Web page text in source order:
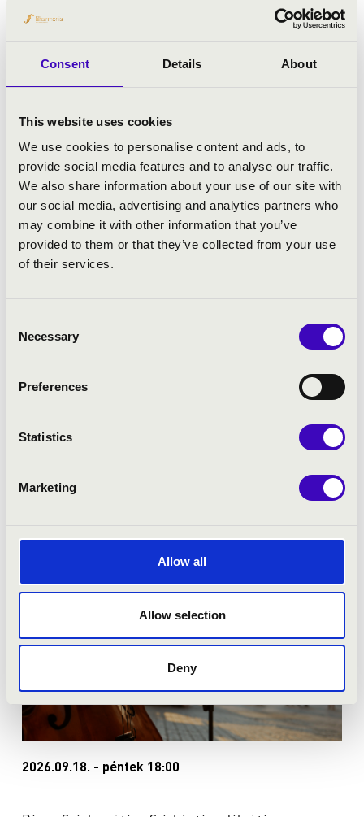
Consent Details About
This website uses cookies
We use cookies to personalise content and ads, to
provide social media features and to analyse our traffic.
We also share information about your use of our site with
our social media, advertising and analytics partners who
may combine it with other information that you’ve
provided to them or that they’ve collected from your use
of their services.
Selection
Necessary
Preferences
Statistics
Marketing
Allow all
Allow selection
Deny
KURTÁG-TÖREDÉKEK
2026.09.18. - péntek 18:00